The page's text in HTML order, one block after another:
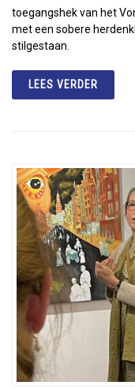
toegangshek van het
met een sobere
stilgestaan.
LEES VERDER